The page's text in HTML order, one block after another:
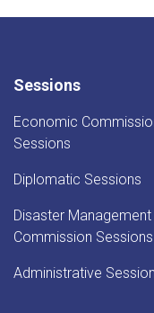
Stone
Factory
Sessions
Economic
Sessions
Diplomatic Sessions
Disaster Management
Commission Sessions
Administrative